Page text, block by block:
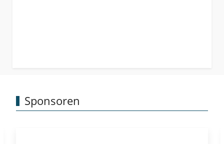
Sponsoren